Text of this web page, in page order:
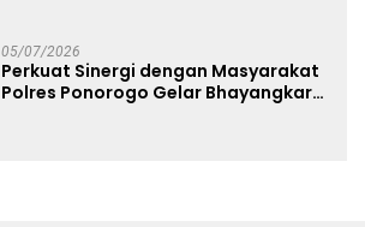
05/07/2026
Perkuat Sinergi dengan Masyarakat
Polres Ponorogo Gelar Bhayangkara